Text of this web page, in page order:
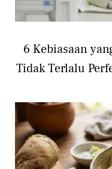
6 Kebiasaan
Tidak Terlalu